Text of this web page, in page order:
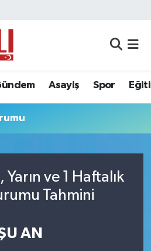
Asayiş Spor
ve 1 Haftalık
Tahmini
AN
Haritası